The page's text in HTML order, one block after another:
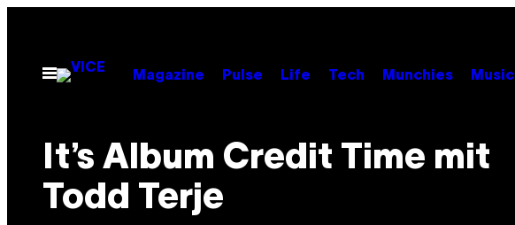
contentOpen
Menu
Magazine Pulse Life Tech Munchies Music
It’s Album Credit Time mit
Todd Terje